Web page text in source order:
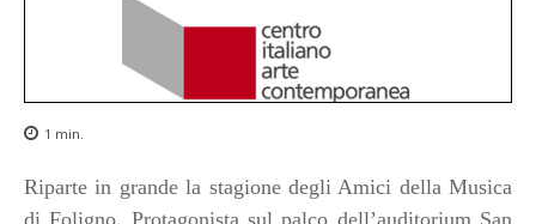
1 min.
Riparte in grande la stagione degli Amici della Musica